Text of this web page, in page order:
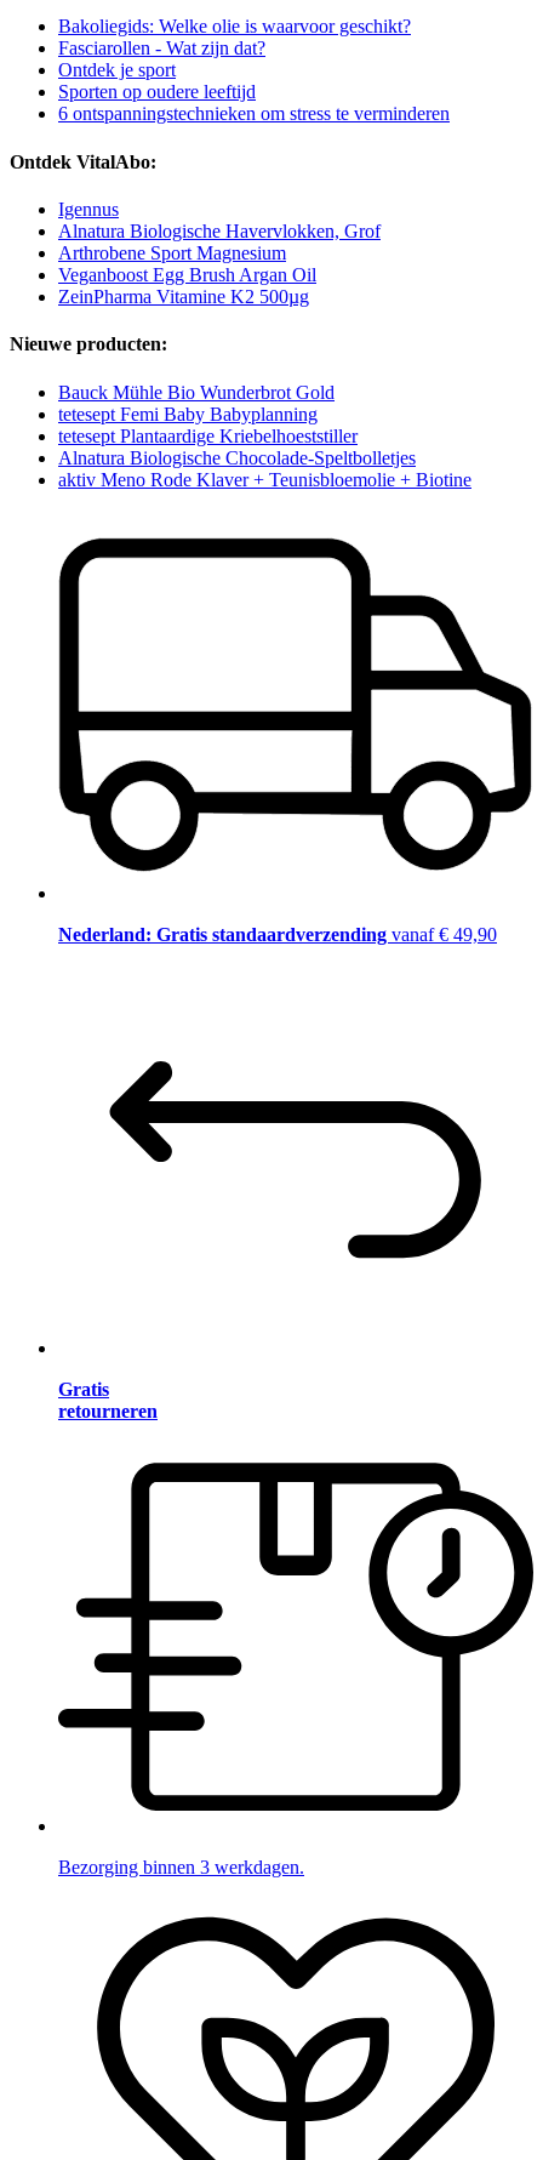
Bakoliegids: Welke olie is waarvoor geschikt?
Fasciarollen - Wat zijn dat?
Ontdek je sport
Sporten op oudere leeftijd
6 ontspanningstechnieken om stress te verminderen
Ontdek VitalAbo:
Igennus
Alnatura Biologische Havervlokken, Grof
Arthrobene Sport Magnesium
Veganboost Egg Brush Argan Oil
ZeinPharma Vitamine K2 500µg
Nieuwe producten:
Bauck Mühle Bio Wunderbrot Gold
tetesept Femi Baby Babyplanning
tetesept Plantaardige Kriebelhoeststiller
Alnatura Biologische Chocolade-Speltbolletjes
aktiv Meno Rode Klaver + Teunisbloemolie + Biotine
Nederland: Gratis standaardverzending vanaf € 49,90
Gratis
retourneren
Bezorging binnen 3 werkdagen.